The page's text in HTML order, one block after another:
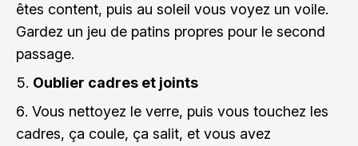
êtes content, puis au soleil vous voyez un voile.
Gardez un jeu de patins propres pour le second
passage.
Oublier cadres et joints
Vous nettoyez le verre, puis vous touchez les
cadres, ça coule, ça salit, et vous avez